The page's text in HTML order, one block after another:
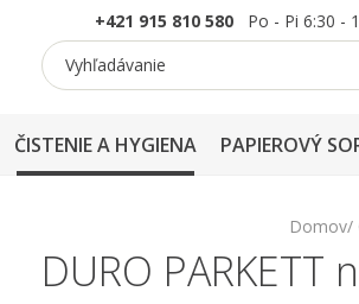
+421 915 810 580Po - Pi 6:30 -
ČISTENIE A HYGIENA PAPIEROVÝ
Domov
DURO